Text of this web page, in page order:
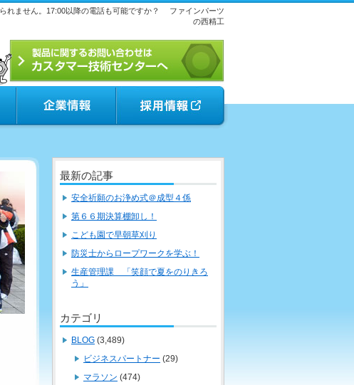
れません。17:00以降の電話も可能ですか？
ファインパーツ
の西精工
最新の記事
安全祈願のお浄め式＠成型４係
第６６期決算棚卸し！
こども園で早朝草刈り
防災士からロープワークを学ぶ！
生産管理課 「笑顔で夏をのりきろ
う」
カテゴリ
BLOG (3,489)
ビジネスパートナー (29)
マラソン (474)